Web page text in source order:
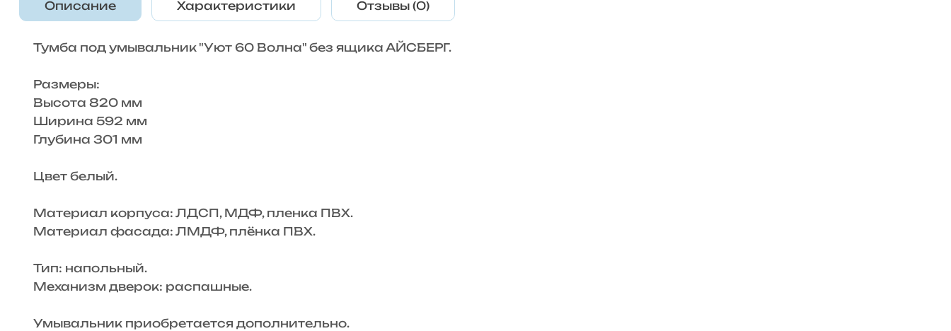
Описание Характеристики Отзывы (0)
Тумба под умывальник "Уют 60 Волна" без ящика АЙСБЕРГ.
Размеры:
Высота 820 мм
Ширина 592 мм
Глубина 301 мм
Цвет белый.
Материал корпуса: ЛДСП, МДФ, пленка ПВХ.
Материал фасада: ЛМДФ, плёнка ПВХ.
Тип: напольный.
Механизм дверок: распашные.
Умывальник приобретается дополнительно.